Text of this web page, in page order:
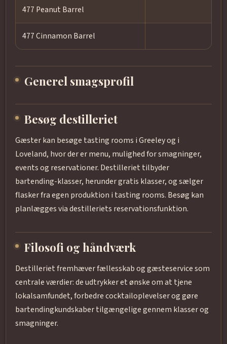
477 Peanut Barrel
477 Cinnamon Barrel
Generel smagsprofil
Besøg destilleriet
Gæster kan besøge tasting rooms i Greeley og i
Loveland, hvor der er menu, mulighed for smagninger,
events og reservationer. Destilleriet tilbyder
bartending-klasser, herunder gratis klasser, og sælger
flasker fra egen produktion i tasting rooms. Besøg kan
planlægges via destilleriets reservationsfunktion.
Filosofi og håndværk
Destilleriet fremhæver fællesskab og gæsteservice som
centrale værdier: de udtrykker et ønske om at tjene
lokalsamfundet, forbedre cocktailoplevelser og gøre
bartendingkundskaber tilgængelige gennem klasser og
smagninger.